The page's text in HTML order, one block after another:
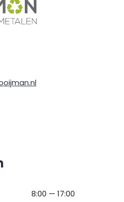
8:00 — 17:00